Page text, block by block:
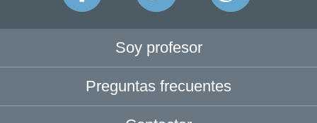
Soy profesor
Preguntas frecuentes